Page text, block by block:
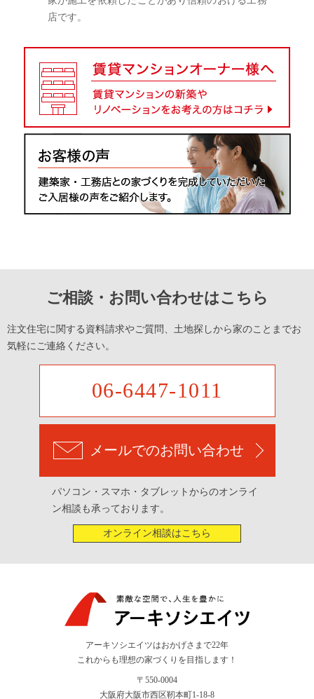
店です。
ご相談・お問い合わせはこちら
注文住宅に関する資料請求やご質問、土地探しから家のことまでお
気軽にご連絡ください。
06-6447-1011
メールでのお問い合わせ
パソコン・スマホ・タブレットからのオンライ
ン相談も承っております。
オンライン相談はこちら
アーキソシエイツはおかげさまで22年
これからも理想の家づくりを目指します！
〒550-0004
大阪府大阪市西区靭本町1-18-8